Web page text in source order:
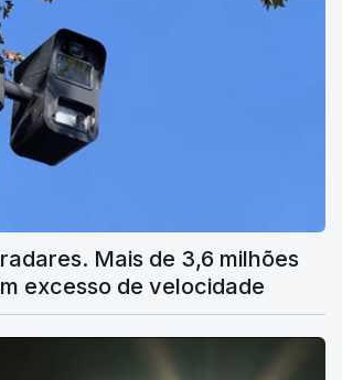
Mais de 3,6 milhões
excesso de velocidade